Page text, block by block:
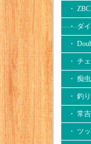
・ ZBC
・ ダ
・
・ チ
・ 痴虫
・ 釣
・ 常吉
・ ツ